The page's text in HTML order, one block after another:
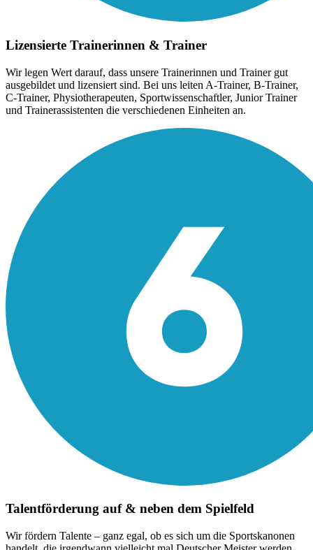
Lizensierte Trainerinnen & Trainer
Wir legen Wert darauf, dass unsere Trainerinnen und Trainer gut
ausgebildet und lizensiert sind. Bei uns leiten A-Trainer, B-Trainer,
C-Trainer, Physiotherapeuten, Sportwissenschaftler, Junior Trainer
und Trainerassistenten die verschiedenen Einheiten an.
Talentförderung auf & neben dem Spielfeld
Wir fördern Talente – ganz egal, ob es sich um die Sportskanonen